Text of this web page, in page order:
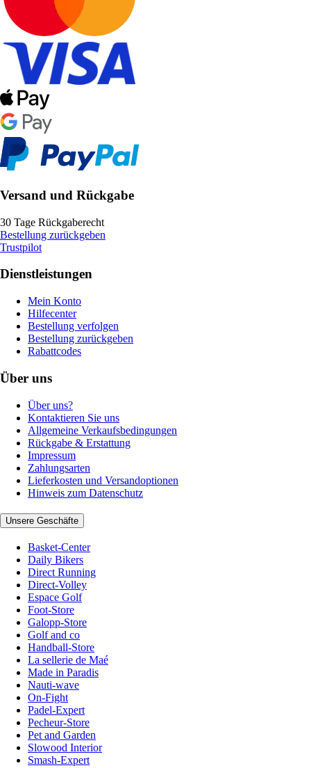
Versand und Rückgabe
30 Tage Rückgaberecht
Bestellung zurückgeben
Trustpilot
Dienstleistungen
Mein Konto
Hilfecenter
Bestellung verfolgen
Bestellung zurückgeben
Rabattcodes
Über uns
Über uns?
Kontaktieren Sie uns
Allgemeine Verkaufsbedingungen
Rückgabe & Erstattung
Impressum
Zahlungsarten
Lieferkosten und Versandoptionen
Hinweis zum Datenschutz
Unsere Geschäfte
Basket-Center
Daily Bikers
Direct Running
Direct-Volley
Espace Golf
Foot-Store
Galopp-Store
Golf and co
Handball-Store
La sellerie de Maé
Made in Paradis
Nauti-wave
On-Fight
Padel-Expert
Pecheur-Store
Pet and Garden
Slowood Interior
Smash-Expert